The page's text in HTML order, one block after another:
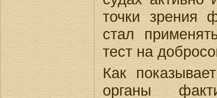
точки зрения
стал
тест на
Как
органы